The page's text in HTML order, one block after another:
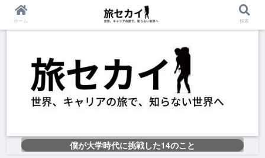
僕が大学時代に挑戦した14のこと
ホーム 検索